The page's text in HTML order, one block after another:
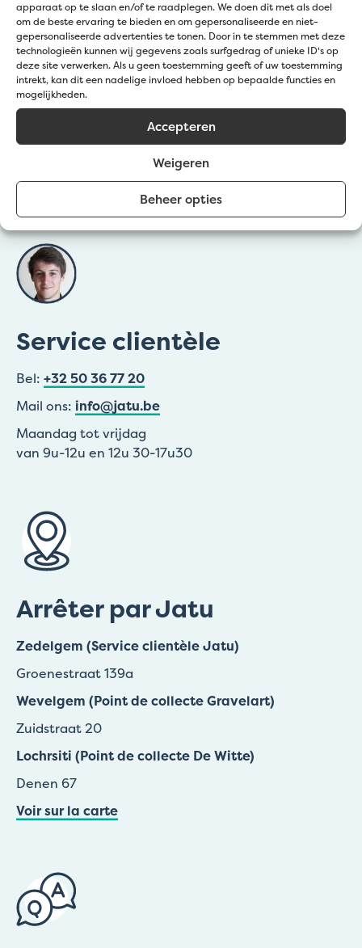
apparaat op te slaan en/of te raadplegen. We doen dit met als doel
om de beste ervaring te bieden en om gepersonaliseerde en niet-
gepersonaliseerde advertenties te tonen. Door in te stemmen met deze
technologieën kunnen wij gegevens zoals surfgedrag of unieke ID's op
deze site verwerken. Als u geen toestemming geeft of uw toestemming
intrekt, kan dit een nadelige invloed hebben op bepaalde functies en
mogelijkheden.
Accepteren
Weigeren
Beheer opties
Taille minimale du
gravier (mm)
50
Taille maximale du
gravier (mm)
100
Bord d'éclaboussure, Bordure
ornementale, Couvre-sol, Gabions
Service clientèle
Bel: +32 50 36 77 20
Mail ons: info@jatu.be
Maandag tot vrijdag
van 9u-12u en 12u 30-17u30
Arrêter par Jatu
Zedelgem (Service clientèle Jatu)
Groenestraat 139a
Wevelgem (Point de collecte Gravelart)
Zuidstraat 20
Lochrsiti (Point de collecte De Witte)
Denen 67
Voir sur la carte